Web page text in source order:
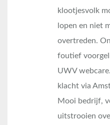
klootjesvolk
lopen en niet
overtreden.
foutief
UWV
klacht via
Mooi bedrijf,
uitstrooien